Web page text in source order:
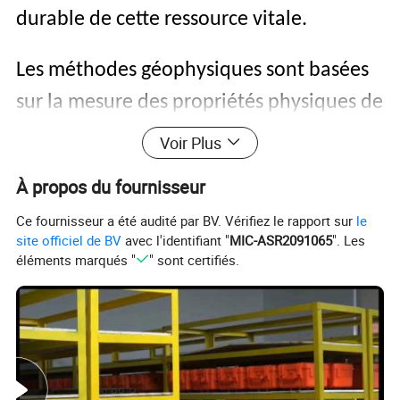
durable de cette ressource vitale.
Les méthodes géophysiques sont basées
sur la mesure des propriétés physiques de
la sous-surface, telles que la résistivité
densité et la susceptibilité magnétique.
Ces propriétés varient selon la
composition géologique, la porosité, la
saturation de l'eau et d'autres facteurs.
Les géophysiciens utilisent différents
instruments pour mesurer ces propriétés,
puis interprètent les données pour
Voir Plus
À propos du fournisseur
Ce fournisseur a été audité par BV. Vérifiez le rapport sur le
site officiel de BV avec l'identifiant "MIC-ASR2091065". Les
éléments marqués "
" sont certifiés.